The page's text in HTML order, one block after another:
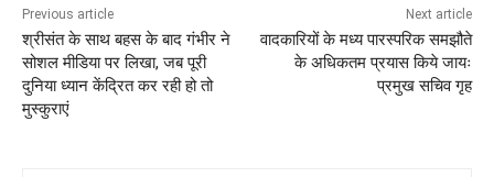
o
o
k
p
p
n
m
er
Previous article
श्रीसंत के साथ बहस के बाद गंभीर ने
सोशल मीडिया पर लिखा, जब पूरी
दुनिया ध्यान केंद्रित कर रही हो तो
मुस्कुराएं
Next article
वादकारियों के मध्य पारस्परिक समझौते
के अधिकतम प्रयास किये जायः
प्रमुख सचिव गृह